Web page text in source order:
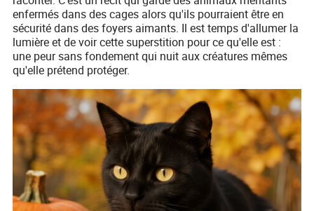
enfermés dans des cages alors qu'ils pourraient être en
sécurité dans des foyers aimants. Il est temps d'allumer la
lumière et de voir cette superstition pour ce qu'elle est :
une peur sans fondement qui nuit aux créatures mêmes
qu'elle prétend protéger.